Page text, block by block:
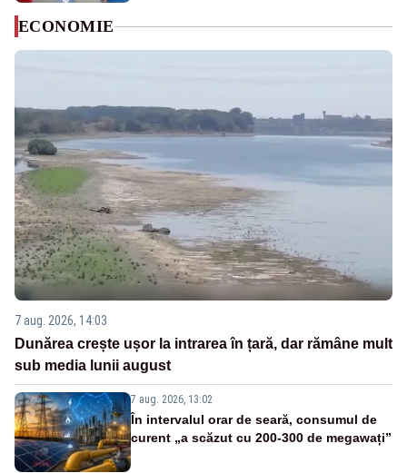
ECONOMIE
7 aug. 2026, 14:03
Dunărea crește ușor la intrarea în țară, dar rămâne mult
sub media lunii august
7 aug. 2026, 13:02
În intervalul orar de seară, consumul de
curent „a scăzut cu 200-300 de megawați”